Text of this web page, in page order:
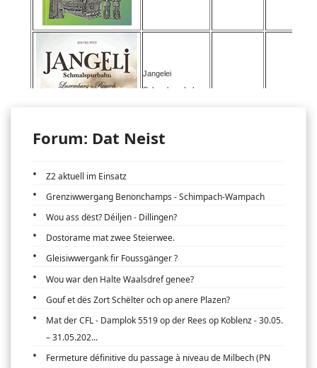
Forum: Dat Neist
Z2 aktuell im Einsatz
Grenziwwergang Benonchamps - Schimpach-Wampach
Wou ass dëst? Déiljen - Dillingen?
Dostorame mat zwee Steierwee.
Gleisiwwergank fir Foussgänger ?
Wou war den Halte Waalsdref genee?
Gouf et dës Zort Schëlter och op anere Plazen?
Mat der CFL - Damplok 5519 op der Rees op Koblenz - 30.05.
– 31.05.202...
Fermeture définitive du passage à niveau de Milbech (PN